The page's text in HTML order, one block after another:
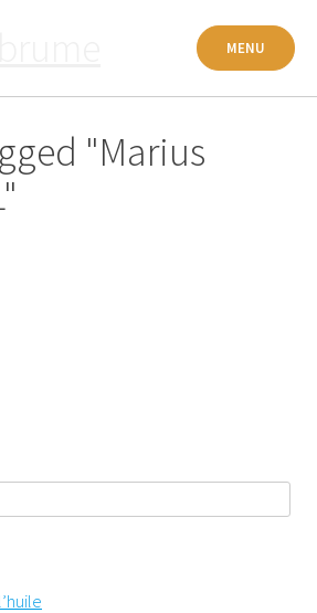
MENU
"Marius